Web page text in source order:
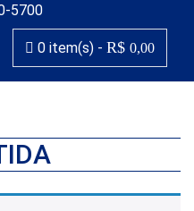
5700
0 item(s) - R$ 0,00